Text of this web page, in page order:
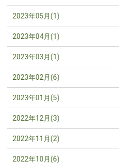
2023年05月(1)
2023年04月(1)
2023年03月(1)
2023年02月(6)
2023年01月(5)
2022年12月(3)
2022年11月(2)
2022年10月(6)